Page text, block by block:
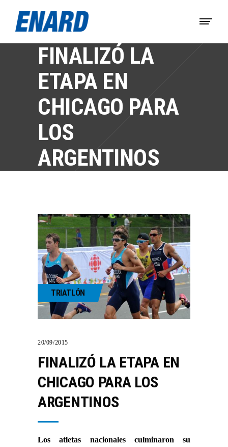
FINALIZÓ LA
ETAPA EN
CHICAGO PARA
LOS
ARGENTINOS
TRIATLÓN
20/09/2015
FINALIZÓ LA ETAPA EN
CHICAGO PARA LOS
ARGENTINOS
Los atletas nacionales culminaron su